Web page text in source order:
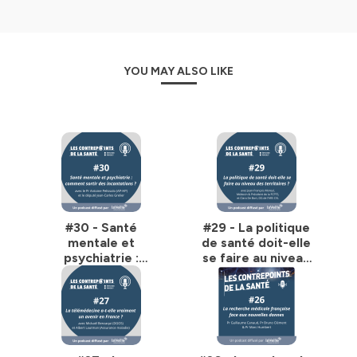
YOU MAY ALSO LIKE
#30 - Santé
mentale et
psychiatrie :
comment sortir des
incantations ?
#29 - La politique
de santé doit-elle
se faire au niveau
des territoires ?